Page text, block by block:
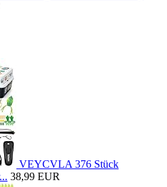
VEYCVLA 376 Stück
38,99 EUR